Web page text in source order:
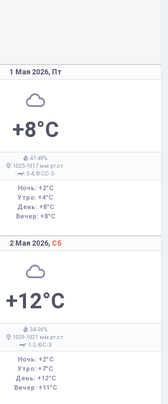
1 Мая 2026, Пт
+8°C
: 47-49%
: 1025-1017 мм рт.ст.
: 3-4,
С,С-З
Ночь: +2°C
Утро: +4°C
День: +8°C
Вечер: +8°C
2 Мая 2026, Сб
+12°C
: 34-36%
: 1029-1021 мм рт.ст.
: 1-2,
С-З
Ночь: +2°C
Утро: +7°C
День: +12°C
Вечер: +11°C